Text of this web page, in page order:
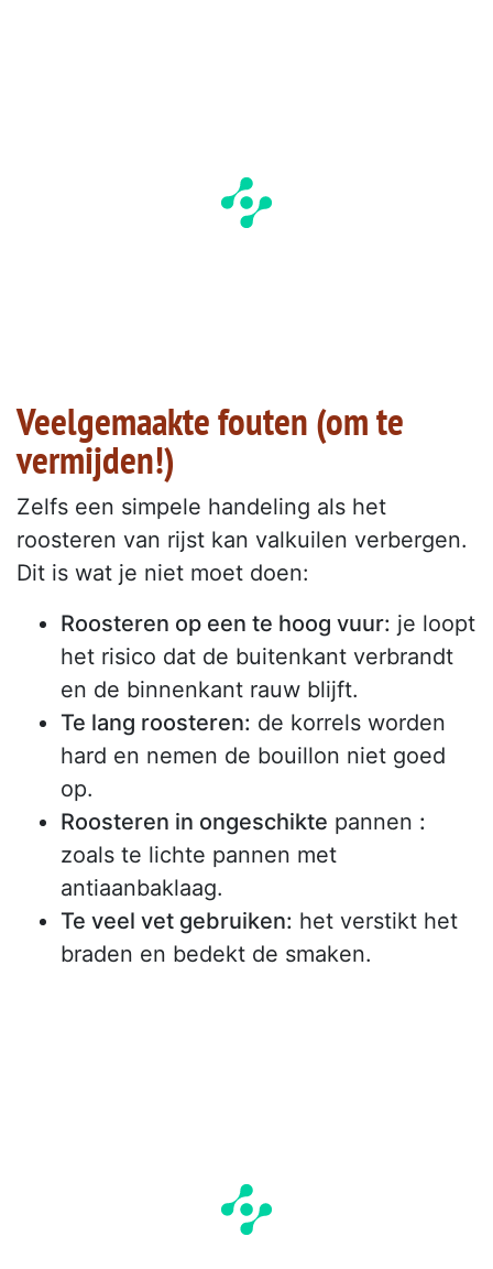
Veelgemaakte fouten (om te
vermijden!)
Zelfs een simpele handeling als het
roosteren van rijst kan valkuilen verbergen.
Dit is wat je niet moet doen:
Roosteren op een te hoog vuur: je loopt
het risico dat de buitenkant verbrandt
en de binnenkant rauw blijft.
Te lang roosteren: de korrels worden
hard en nemen de bouillon niet goed
op.
Roosteren in ongeschikte pannen :
zoals te lichte pannen met
antiaanbaklaag.
Te veel vet gebruiken: het verstikt het
braden en bedekt de smaken.